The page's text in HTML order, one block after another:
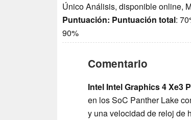
Único Análisis, disponible online,
Puntuación: Puntuación total:
90%
Comentario
Intel Intel Graphics 4 Xe3
en los SoC Panther Lake
y una velocidad de reloj de